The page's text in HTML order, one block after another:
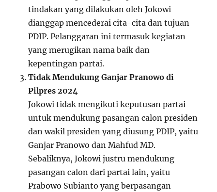
tindakan yang dilakukan oleh Jokowi
dianggap mencederai cita-cita dan tujuan
PDIP. Pelanggaran ini termasuk kegiatan
yang merugikan nama baik dan
kepentingan partai.
Tidak Mendukung Ganjar Pranowo di
Pilpres 2024
Jokowi tidak mengikuti keputusan partai
untuk mendukung pasangan calon presiden
dan wakil presiden yang diusung PDIP, yaitu
Ganjar Pranowo dan Mahfud MD.
Sebaliknya, Jokowi justru mendukung
pasangan calon dari partai lain, yaitu
Prabowo Subianto yang berpasangan